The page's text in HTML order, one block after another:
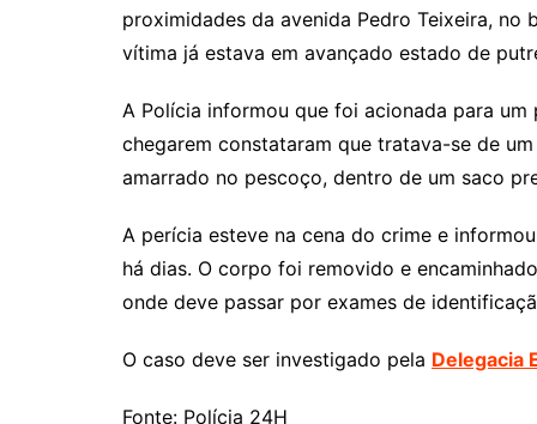
proximidades da avenida Pedro Teixeira, no
vítima já estava em avançado estado de
A Polícia informou que foi acionada para
chegarem constataram que tratava-se de
amarrado no pescoço, dentro de um saco
A perícia esteve na cena do crime e
há dias. O corpo foi removido e
onde deve passar por exames de
O caso deve ser investigado pela Delegacia
Fonte: Polícia 24H